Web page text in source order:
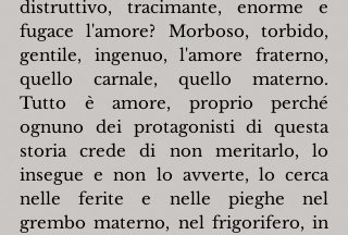
distruttivo, tracimante, enorme e
fugace l'amore? Morboso, torbido,
gentile, ingenuo, l'amore fraterno,
quello carnale, quello materno.
Tutto è amore, proprio perché
ognuno dei protagonisti di questa
storia crede di non meritarlo, lo
insegue e non lo avverte, lo cerca
nelle ferite e nelle pieghe nel
grembo materno, nel frigorifero, in